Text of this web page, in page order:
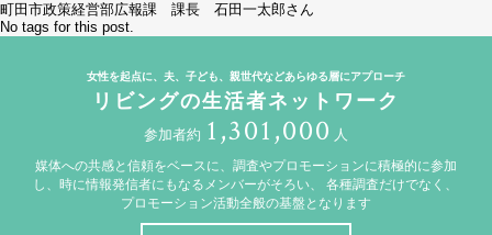
町田市政策経営部広報課 課長 石田一太郎さん
No tags for this post.
女性を起点に、夫、子ども、親世代などあらゆる層にアプローチ
リビングの生活者ネットワーク
参加者約 1,301,000 人
媒体への共感と信頼をベースに、調査やプロモーションに積極的に参加
し、時に情報発信者にもなるメンバーがそろい、
各種調査だけでなく、
プロモーション活動全般の基盤となります